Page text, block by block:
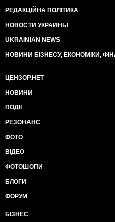
РЕДАКЦІЙНА ПОЛІТИКА
НОВОСТИ УКРАИНЫ
UKRAINIAN NEWS
НОВИНИ БІЗНЕСУ, ЕКОНОМІКИ,
ЦЕНЗОР.НЕТ
НОВИНИ
ПОДІЇ
РЕЗОНАНС
ФОТО
ВІДЕО
ФОТОШОПИ
БЛОГИ
ФОРУМ
БІЗНЕС